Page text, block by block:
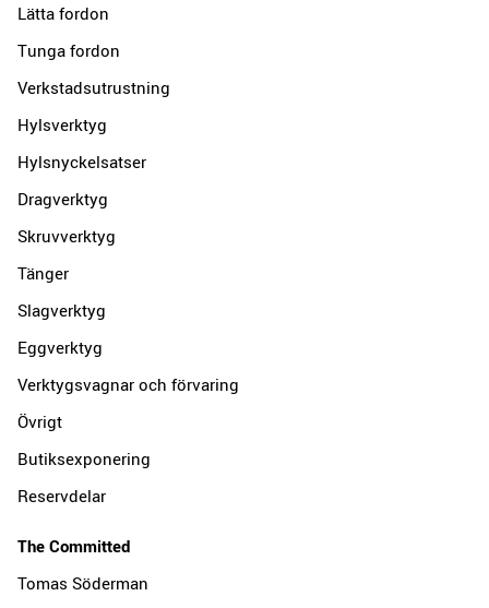
Lätta fordon
Tunga fordon
Verkstadsutrustning
Hylsverktyg
Hylsnyckelsatser
Dragverktyg
Skruvverktyg
Tänger
Slagverktyg
Eggverktyg
Verktygsvagnar och förvaring
Övrigt
Butiksexponering
Reservdelar
The Committed
Tomas Söderman